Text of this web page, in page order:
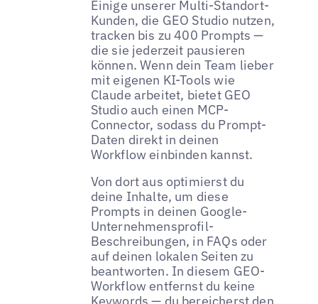
Einige unserer Multi-Standort-
Kunden, die GEO Studio nutzen,
tracken bis zu 400 Prompts —
die sie jederzeit pausieren
können. Wenn dein Team lieber
mit eigenen KI-Tools wie
Claude arbeitet, bietet GEO
Studio auch einen MCP-
Connector, sodass du Prompt-
Daten direkt in deinen
Workflow einbinden kannst.
Von dort aus optimierst du
deine Inhalte, um diese
Prompts in deinen Google-
Unternehmensprofil-
Beschreibungen, in FAQs oder
auf deinen lokalen Seiten zu
beantworten. In diesem GEO-
Workflow entfernst du keine